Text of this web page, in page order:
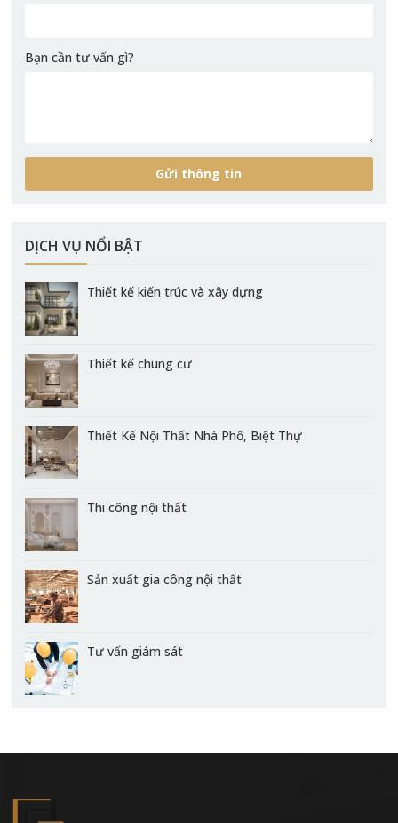
Bạn cần tư vấn gì?
DỊCH VỤ NỔI BẬT
Thiết kế kiến trúc và xây dựng
Thiết kế chung cư
Thiết Kế Nội Thất Nhà Phố, Biệt Thự
Thi công nội thất
Sản xuất gia công nội thất
Tư vấn giám sát